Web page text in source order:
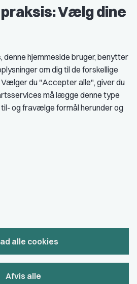
Privatlivs- & cookiepolitik
Vælg dine
hjemmeside bruger, benytter
om dig til de forskellige
Vælger du "Accepter alle", giver du
må lægge denne type
til- og fravælge formål herunder og
alle cookies
Afvis alle